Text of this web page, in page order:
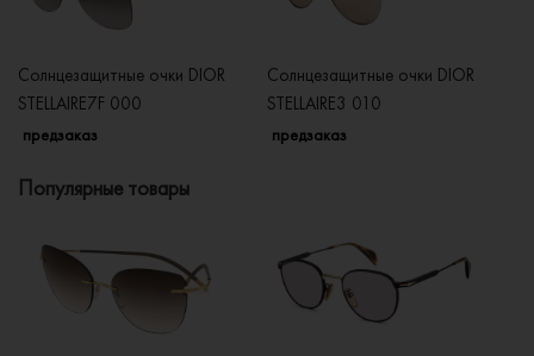
Солнцезащитные очки DIOR
STELLAIRE7F 000
предзаказ
Солнцезащитные очки DIOR
STELLAIRE3 010
предзаказ
Популярные товары